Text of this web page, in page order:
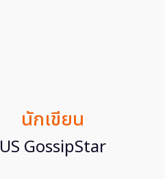
นักเขียน
US GossipStar